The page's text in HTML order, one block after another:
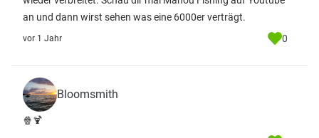
an und dann wirst sehen was eine 6000er verträgt.
vor 1 Jahr 0
Bloomsmith
🍿🍹